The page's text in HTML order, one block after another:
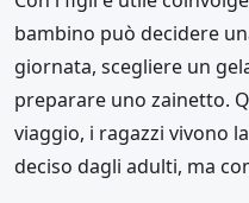
bambino può decidere
giornata, scegliere un
preparare uno zainetto.
viaggio, i ragazzi vivono
deciso dagli adulti, ma